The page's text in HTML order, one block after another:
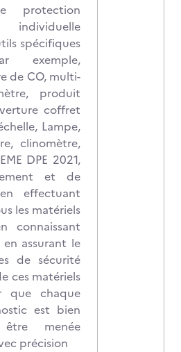
protection
spécifiques
exemple,
de CO, multi-
produit
coffret
Lampe,
clinomètre,
DPE 2021,
et de
effectuant
les matériels
connaissant
assurant le
de sécurité
ces matériels
que chaque
est bien
menée
précision